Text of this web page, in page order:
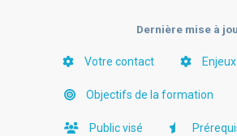
Dernière mise à
Votre contact Enjeux
Objectifs de la formation
Public visé